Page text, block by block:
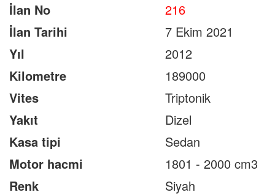
İlan No
216
İlan Tarihi
7 Ekim 2021
Yıl
2012
Kilometre
189000
Vites
Triptonik
Yakıt
Dizel
Kasa tipi
Sedan
Motor hacmi
1801 - 2000 cm3
Renk
Siyah